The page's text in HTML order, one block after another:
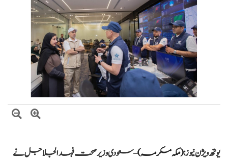
وزیراعظم شہباز شریف کا وفاقی وزارتوں اور ڈویژنز کی کارکردگی کا جامع جائزہ لینے کا
بلاول بھٹو کا آزاد کشمیر انتخابات پر دھاندلی کا الزام، ن لیگ پر سخت تنقید
یوتھ ویژن نیوز :(مکہ مکرمہ)– سعودی وزیر صحت فہد الجلاجل نے